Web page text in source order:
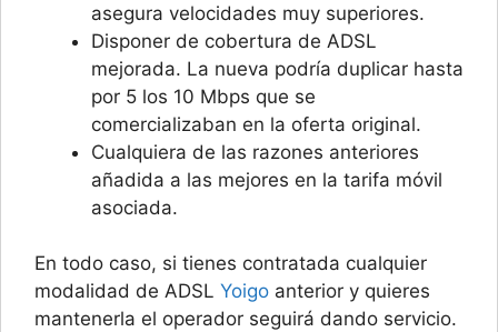
asegura velocidades muy superiores.
Disponer de cobertura de ADSL
mejorada. La nueva podría duplicar hasta
por 5 los 10 Mbps que se
comercializaban en la oferta original.
Cualquiera de las razones anteriores
añadida a las mejores en la tarifa móvil
asociada.
En todo caso, si tienes contratada cualquier
modalidad de ADSL Yoigo anterior y quieres
mantenerla el operador seguirá dando servicio.